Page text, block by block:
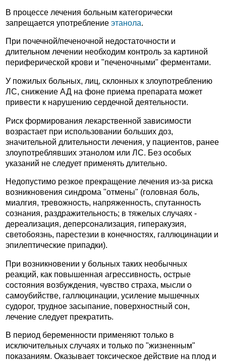
В процессе лечения больным категорически
запрещается употребление этанола.
При почечной/печеночной недостаточности и
длительном лечении необходим контроль за картиной
периферической крови и "печеночными" ферментами.
У пожилых больных, лиц, склонных к злоупотреблению
ЛС, снижение АД на фоне приема препарата может
привести к нарушению сердечной деятельности.
Риск формирования лекарственной зависимости
возрастает при использовании больших доз,
значительной длительности лечения, у пациентов, ранее
злоупотреблявших этанолом или ЛС. Без особых
указаний не следует применять длительно.
Недопустимо резкое прекращение лечения из-за риска
возникновения синдрома "отмены" (головная боль,
миалгия, тревожность, напряженность, спутанность
сознания, раздражительность; в тяжелых случаях -
дереализация, деперсонализация, гиперакузия,
светобоязнь, парестезии в конечностях, галлюцинации и
эпилептические припадки).
При возникновении у больных таких необычных
реакций, как повышенная агрессивность, острые
состояния возбуждения, чувство страха, мысли о
самоубийстве, галлюцинации, усиление мышечных
судорог, трудное засыпание, поверхностный сон,
лечение следует прекратить.
В период беременности применяют только в
исключительных случаях и только по "жизненным"
показаниям. Оказывает токсическое действие на плод и